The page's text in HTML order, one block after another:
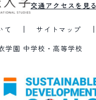
交通アクセスを見る
て サイトマップ
学園 中学校・高等学校